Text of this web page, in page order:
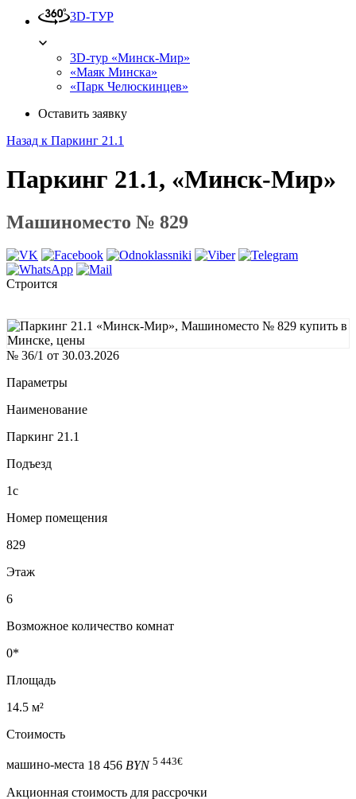
3D-ТУР
3D-тур «Минск-Мир»
«Маяк Минска»
«Парк Челюскинцев»
Оставить заявку
Назад к Паркинг 21.1
Паркинг 21.1, «Минск-Мир»
Машиноместо № 829
Строится
№ 36/1 от 30.03.2026
Параметры
Наименование
Паркинг 21.1
Подъезд
1с
Номер помещения
829
Этаж
6
Возможное количество комнат
0*
Площадь
14.5 м²
Стоимость
машино-места 18 456 BYN 5 443€
Акционная стоимость для рассрочки